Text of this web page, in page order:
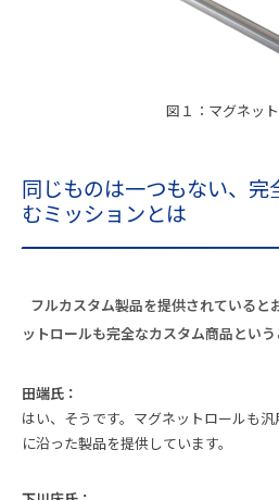
図１：マグネッ
同じものは一つもない、
むミッションとは
フルカスタム製品を提供されていると
ットロールも完全なカスタム商品という
田端氏：
はい、そうです。マグネットロールも
に沿った製品を提供しています。